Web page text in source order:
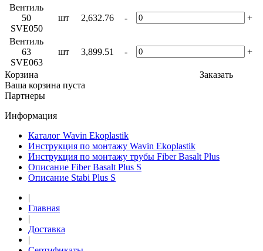
Вентиль
50
SVE050
шт 2,632.76 - +
Вентиль
63
SVE063
шт 3,899.51 - +
Заказать
Корзина
Ваша корзина пуста
Партнеры
Информация
Каталог Wavin Ekoplastik
Инструкция по монтажу Wavin Ekoplastik
Инструкция по монтажу трубы Fiber Basalt Plus
Описание Fiber Basalt Plus S
Описание Stabi Plus S
|
Главная
|
Доставка
|